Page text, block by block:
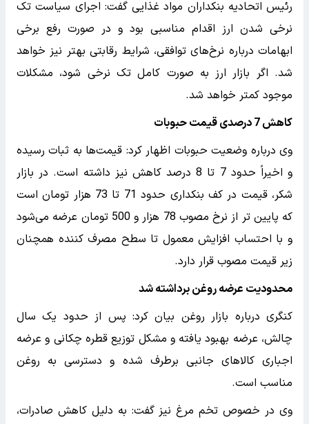
رئیس اتحادیه بنکداران مواد غذایی گفت: اجرای سیاست تک
نرخی شدن ارز اقدام مناسبی بود و در صورت رفع برخی
ابهامات درباره نرخ‌های توافقی، شرایط رقابتی بهتر نیز خواهد
شد. اگر بازار ارز به صورت کامل تک نرخی شود، مشکلات
موجود کمتر خواهد شد.
کاهش 7 درصدی قیمت حبوبات
وی درباره وضعیت حبوبات اظهار کرد: قیمت‌ها به ثبات رسیده
و اخیراً حدود 7 تا 8 درصد کاهش نیز داشته است. در بازار
شکر، قیمت در کف بنکداری حدود 71 تا 73 هزار تومان است
که پایین تر از نرخ مصوب 78 هزار و 500 تومان عرضه می‌شود
و با احتساب افزایش معمول تا سطح مصرف کننده همچنان
زیر قیمت مصوب قرار دارد.
محدودیت عرضه روغن برداشته شد
کنگری درباره بازار روغن بیان کرد: پس از حدود یک سال
چالش، عرضه بهبود یافته و مشکل توزیع قطره چکانی و عرضه
اجباری کالاهای جانبی برطرف شده و دسترسی به روغن
مناسب است.
وی در خصوص تخم مرغ نیز گفت: به دلیل کاهش صادرات،